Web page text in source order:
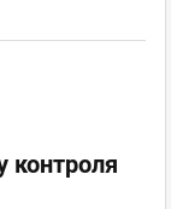
контроля